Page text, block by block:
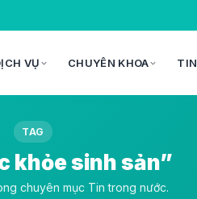
VỤ CHUYÊN KHOA
TAG
khỏe sinh sản”
chuyên mục Tin trong nước.